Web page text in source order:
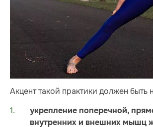
Акцент такой практики должен быть
укрепление поперечной,
внутренних и внешних мышц